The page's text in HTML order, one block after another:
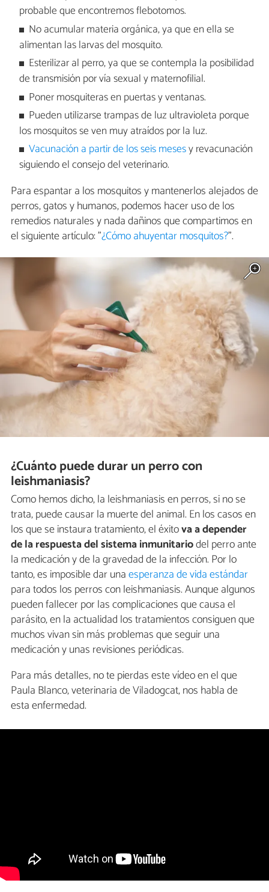
probable que encontremos flebotomos.
No acumular materia orgánica, ya que en ella se
alimentan las larvas del mosquito.
Esterilizar al perro, ya que se contempla la posibilidad
de transmisión por vía sexual y maternofilial.
Poner mosquiteras en puertas y ventanas.
Pueden utilizarse trampas de luz ultravioleta porque
los mosquitos se ven muy atraídos por la luz.
Vacunación a partir de los seis mesesy revacunación
siguiendo el consejo del veterinario.
Para espantar a los mosquitos y mantenerlos alejados de
perros, gatos y humanos, podemos hacer uso de los
remedios naturales y nada dañinos que compartimos en
el siguiente artículo: "¿Cómo ahuyentar mosquitos?".
¿Cuánto puede durar un perro con
leishmaniasis?
Como hemos dicho, la leishmaniasis en perros, si no se
trata, puede causar la muerte del animal. En los casos en
los que se instaura tratamiento, el éxitova a depender
de la respuesta del sistema inmunitariodel perro ante
la medicación y de la gravedad de la infección. Por lo
tanto, es imposible dar unaesperanza de vida estándar
para todos los perros con leishmaniasis. Aunque algunos
pueden fallecer por las complicaciones que causa el
parásito, en la actualidad los tratamientos consiguen que
muchos vivan sin más problemas que seguir una
medicación y unas revisiones periódicas.
Para más detalles, no te pierdas este vídeo en el que
Paula Blanco, veterinaria de Viladogcat, nos habla de
esta enfermedad.